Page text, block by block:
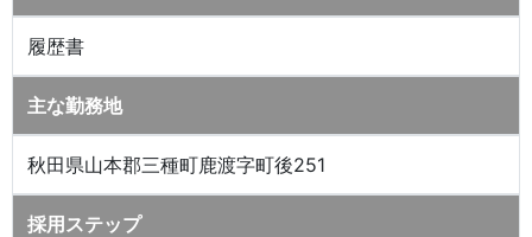
履歴書
主な勤務地
秋田県山本郡三種町鹿渡字町後251
採用ステップ